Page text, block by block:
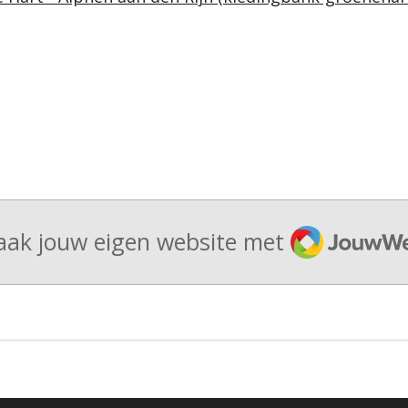
jouw eigen website met JouwWeb